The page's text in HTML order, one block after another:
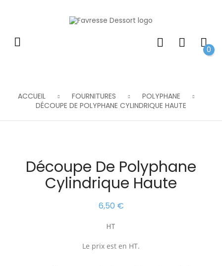
0
ACCUEIL FOURNITURES
POLYPHANE
DÉCOUPE DE POLYPHANE CYLINDRIQUE HAUTE
Découpe De Polyphane
Cylindrique Haute
6,50 €
HT
Le prix est en HT.